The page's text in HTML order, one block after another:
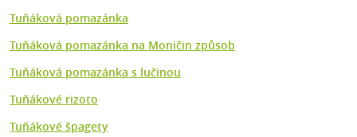
Tuňáková pomazánka
Tuňáková pomazánka na Moničin způsob
Tuňáková pomazánka s lučinou
Tuňákové rizoto
Tuňákové špagety